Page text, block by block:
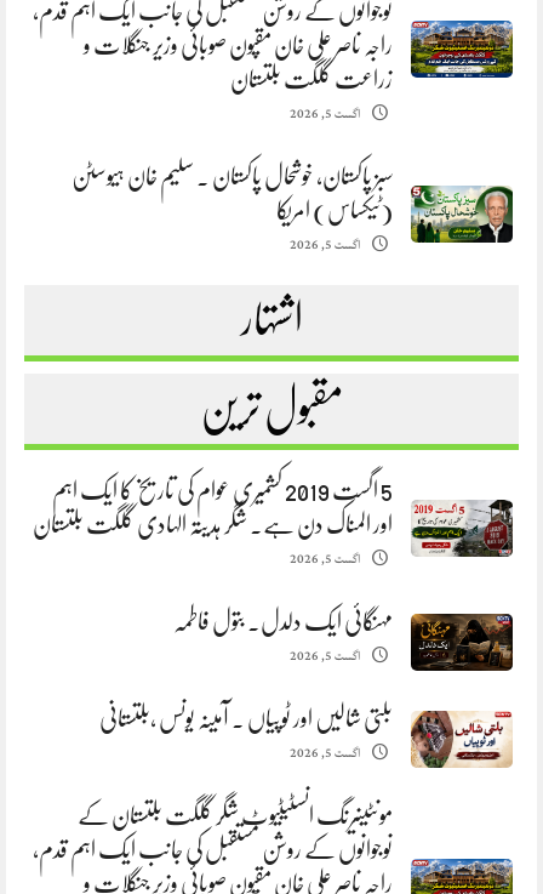
نوجوانوں کے روشن مستقبل کی جانب ایک اہم قدم،
راجہ ناصر علی خان مقپون صوبائی وزیر جنگلات و
زراعت گلگت بلتستان
اگست 5, 2026
سبز پاکستان، خوشحال پاکستان . سلیم خان ہیوسٹن
(ٹیکساس) امریکا
اگست 5, 2026
اشتہار
مقبول ترین
5 اگست 2019 کشمیری عوام کی تاریخ کا ایک اہم
اور المناک دن ہے. شگر ہدیتہ الہادی گلگت بلتستان
اگست 5, 2026
مہنگائی ایک دلدل. بتول فاطمہ
اگست 5, 2026
بلتی شالیں اور ٹوپیاں . آمینہ یونس ،بلتستانی
اگست 5, 2026
مونٹینیرنگ انسٹیٹیوٹ شگر گلگت بلتستان کے
نوجوانوں کے روشن مستقبل کی جانب ایک اہم قدم،
راجہ ناصر علی خان مقپون صوبائی وزیر جنگلات و